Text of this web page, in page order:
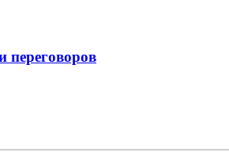
переговоров